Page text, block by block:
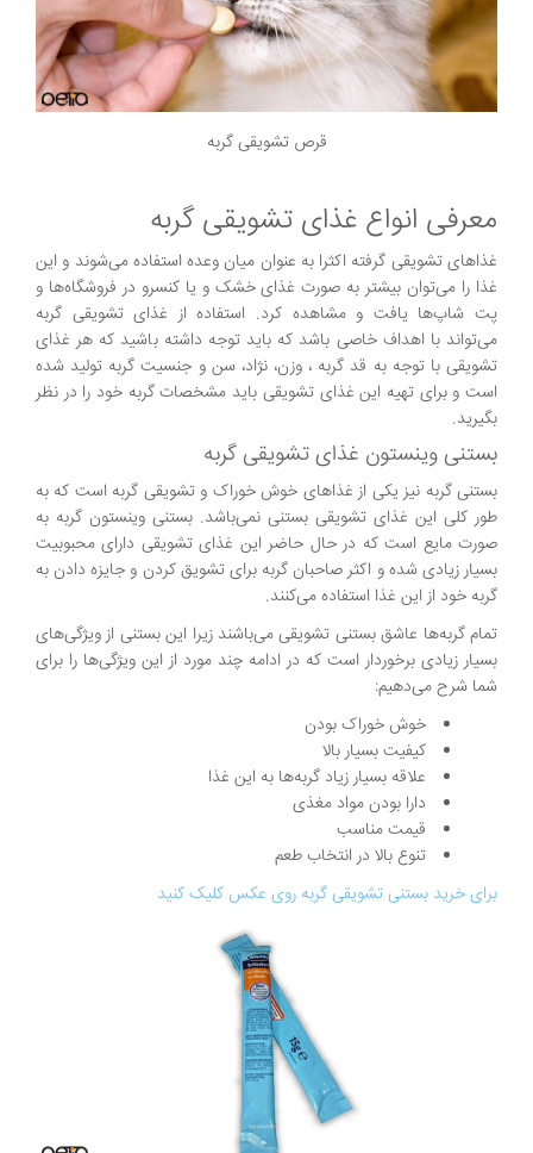
قرص تشویقی گربه
معرفی انواع غذای تشویقی گربه
غذاهای تشویقی گرفته اکثرا به عنوان میان وعده استفاده می‌شوند و این
غذا را می‌توان بیشتر به صورت غذای خشک و یا کنسرو در فروشگاه‌ها و
پت شاپ‌ها یافت و مشاهده کرد. استفاده از غذای تشویقی گربه
می‌تواند با اهداف خاصی باشد که باید توجه داشته باشید که هر غذای
تشویقی با توجه به قد گربه ، وزن، نژاد، سن و جنسیت گربه تولید شده
است و برای تهیه این غذای تشویقی باید مشخصات گربه خود را در نظر
بگیرید.
بستنی وینستون غذای تشویقی گربه
بستنی گربه نیز یکی از غذاهای خوش خوراک و تشویقی گربه است که به
طور کلی این غذای تشویقی بستنی نمی‌باشد. بستنی وینستون گربه به
صورت مایع است که در حال حاضر این غذای تشویقی دارای محبوبیت
بسیار زیادی شده و اکثر صاحبان گربه برای تشویق کردن و جایزه دادن به
گربه خود از این غذا استفاده می‌کنند.
تمام گربه‌ها عاشق بستنی تشویقی می‌باشند زیرا این بستنی از ویژگی‌های
بسیار زیادی برخوردار است که در ادامه چند مورد از این ویژگی‌ها را برای
شما شرح می‌دهیم:
خوش خوراک بودن
کیفیت بسیار بالا
علاقه بسیار زیاد گربه‌ها به این غذا
دارا بودن مواد مغذی
قیمت مناسب
تنوع بالا در انتخاب طعم
برای خرید بستنی تشویقی گربه روی عکس کلیک کنید